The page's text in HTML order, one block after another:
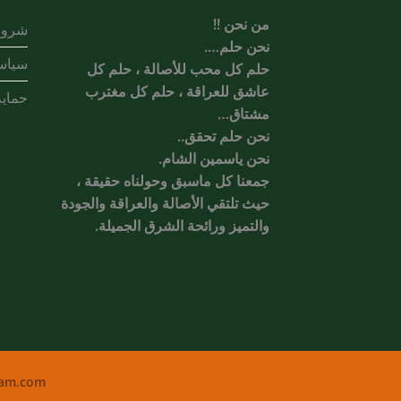
من نحن !!
نحن حلم….
حلم كل محب للأصالة ، حلم كل
عاشق للعراقة ، حلم كل مغترب
مشتاق…
نحن حلم تحقق..
نحن ياسمين الشام.
جمعنا كل ماسبق وحولناه حقيقة ،
حيث تلتقي الأصالة والعراقة والجودة
والتميز ورائحة الشرق الجميلة.